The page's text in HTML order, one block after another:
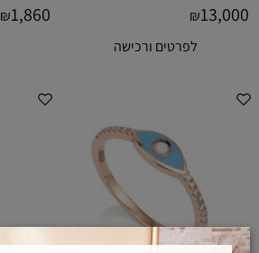
₪13,000
לפרטים ורכישה
₪1,860